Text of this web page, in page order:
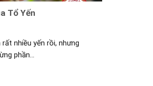
Tổ Yến
nhiều yến rồi, nhưng
phần...